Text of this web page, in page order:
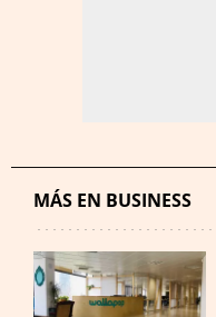
MÁS EN BUSINESS